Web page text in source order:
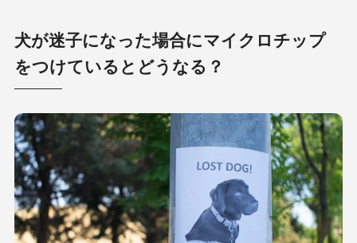
犬が迷子になった場合にマイクロチップ
をつけているとどうなる？